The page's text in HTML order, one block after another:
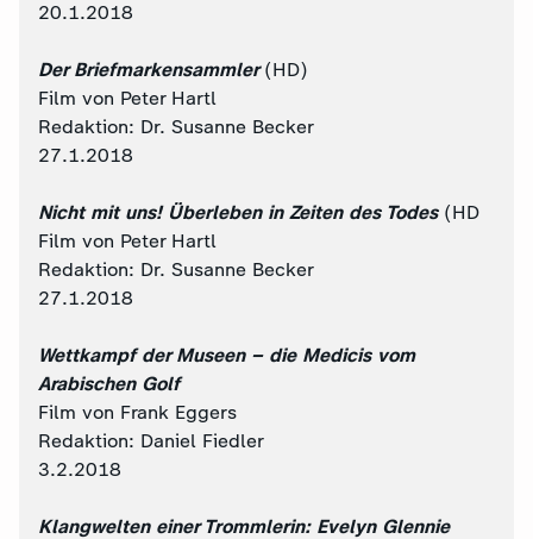
20.1.2018
Der Briefmarkensammler(HD)
Film von Peter Hartl
Redaktion: Dr. Susanne Becker
27.1.2018
Nicht mit uns! Überleben in Zeiten des Todes (HD
Film von Peter Hartl
Redaktion: Dr. Susanne Becker
27.1.2018
Wettkampf der Museen – die Medicis vom
Arabischen Golf
Film von Frank Eggers
Redaktion: Daniel Fiedler
3.2.2018
Klangwelten einer Trommlerin: Evelyn Glennie